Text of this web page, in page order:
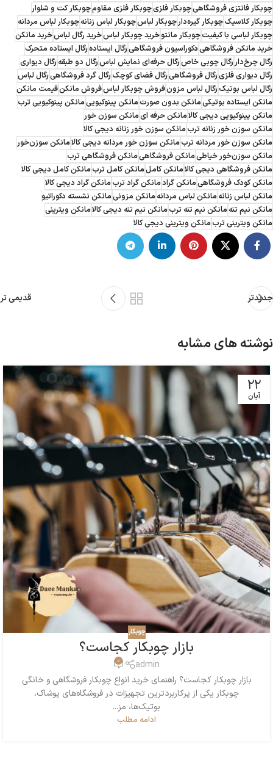
چوبکار فانتزی فروشگاهیچوبکار فلزیچوبکار فلزی مقاومچوبکار کت و شلوار
چوبکار کلاسیکچوبکار گیره‌دارچوبکار لباسچوبکار لباس زنانهچوبکار لباس مردانه
چوبکار لباسی با کیفیتچوبکار مانتوخرید چوبکار لباسخرید رگال لباسخرید مانکن
خرید مانکن فروشگاهیدکوراسیون فروشگاهیرگال ایستادهرگال ایستاده متحرک
رگال چرخ‌داررگال چوبی خاصرگال حرفه‌ای نمایش لباسرگال دو طبقهرگال دیواری
رگال دیواری فلزیرگال فروشگاهیرگال فضای کوچکرگال گرد فروشگاهیرگال لباس
رگال لباس بوتیکرگال لباس مزونفروش چوبکار لباسفروش مانکنقیمت مانکن
مانکن ایستاده بوتیکیمانکن بدون صورتمانکن پینوکیوییمانکن پینوکیویی ترب
مانکن پینوکیویی دیجی کالامانکن حرفه ایمانکن سوزن خور
مانکن سوزن خور زنانه تربمانکن سوزن خور زنانه دیجی کالا
مانکن سوزن خور مردانه تربمانکن سوزن خور مردانه دیجی کالامانکن سوزن‌خور
مانکن سوزن‌خور خیاطیمانکن فروشگاهیمانکن فروشگاهی ترب
مانکن فروشگاهی دیجی کالامانکن کاملمانکن کامل تربمانکن کامل دیجی کالا
مانکن کودک فروشگاهیمانکن گرادمانکن گراد تربمانکن گراد دیجی کالا
مانکن لباس زنانهمانکن لباس مردانهمانکن مزونیمانکن نشسته دکوراتیو
مانکن نیم تنهمانکن نیم تنه تربمانکن نیم تنه دیجی کالامانکن ویترینی
مانکن ویترینی تربمانکن ویترینی دیجی کالا
جدیدتر قدیمی تر
نوشته های مشابه
22
آبان
چوبکار
بازار چوبکار کجاست؟
admin
0
بازار چوبکار کجاست؟ راهنمای خرید انواع چوبکار فروشگاهی و خانگی
چوبکار یکی از پرکاربردترین تجهیزات در فروشگاه‌های پوشاک،
بوتیک‌ها، مز...
ادامه مطلب